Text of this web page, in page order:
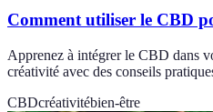
Comment utiliser le CBD
Apprenez à intégrer le CBD dans
créativité avec des conseils
CBDcréativitébien-être